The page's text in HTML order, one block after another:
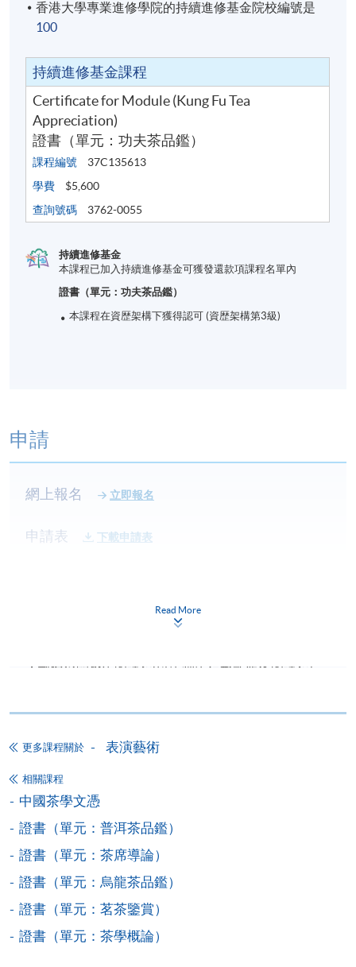
香港大學專業進修學院的持續進修基金院校編號是
100
持續進修基金課程
Certificate for Module (Kung Fu Tea
Appreciation)
證書（單元：功夫茶品鑑）
課程編號
37C135613
學費
$5,600
查詢號碼
3762-0055
持續進修基金
本課程已加入持續進修基金可獲發還款項課程名單內
證書（單元：功夫茶品鑑）
本課程在資歴架構下獲得認可 (資歴架構第3級)
申請
網上報名 立即報名
申請表 下載申請表
香港大學專業進修學院提供24小時網上報名及繳費服
大部份公開招生的課程(以先到先得形式報名的課程)。
信支付」(Online WeChat Pay) 、「支付寶」(Online
報讀新課程
填寫網上報名表格
申請人可按該課程網頁的右上角的
後按照指示填妥網上報名表格。
Read More
更多課程關於 表演藝術
相關課程
中國茶學文憑
證書（單元：普洱茶品鑑）
證書（單元：茶席導論）
證書（單元：烏龍茶品鑑）
證書（單元：茗茶鑒賞）
證書（單元：茶學概論）